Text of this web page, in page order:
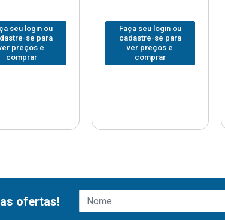
seu login ou
se para
preços e
comprar
Faça seu login ou
cadastre-se para
ver preços e
comprar
ofertas!